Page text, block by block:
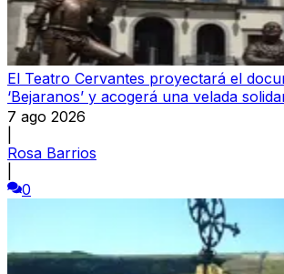
El Teatro Cervantes proyectará el
‘Bejaranos’ y acogerá una velada
7 ago 2026
Rosa Barrios
0